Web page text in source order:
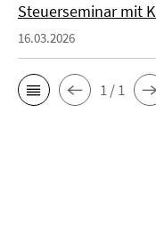
Steuerseminar mit
16.03.2026
1 / 1